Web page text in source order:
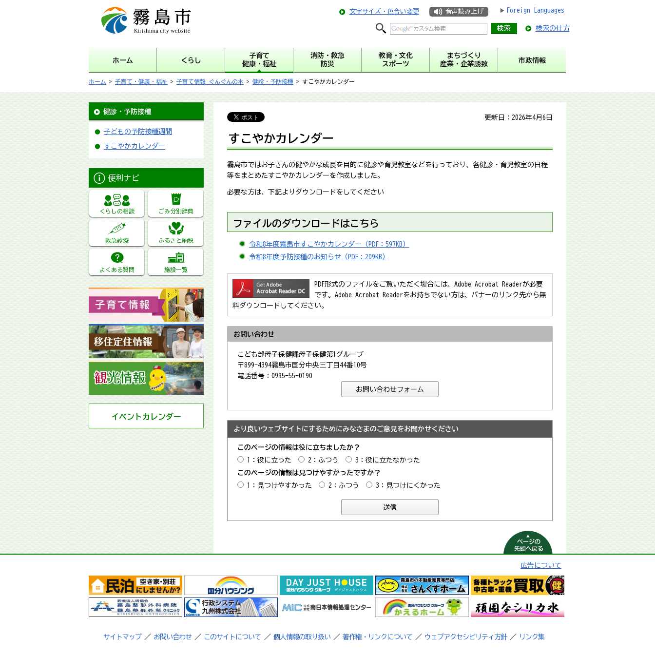
霧島市 Kirishima city
website
文字サイズ・色合い変更 音声読み上げ Foreign Languages
検索の仕方
ホーム くらし
子育て
健康・福祉
消防・救急
防災
教育・文化
スポーツ
まちづくり
産業・企業誘致
市政情報
ホーム > 子育て・健康・福祉 > 子育て情報 ぐんぐんの木 > 健診・予防接種 > すこやかカレンダー
健診・予防接種
子どもの予防接種週間
すこやかカレンダー
便利ナビ
くらしの相談 ごみ分別辞典
救急診療 ふるさと納税
よくある質問 施設一覧
イベントカレンダー
更新日：2026年4月6日
すこやかカレンダー
霧島市ではお子さんの健やかな成長を目的に健診や育児教室などを行っており、各健診・育児教室の日程
等をまとめたすこやかカレンダーを作成しました。
必要な方は、下記よりダウンロードをしてください
ファイルのダウンロードはこちら
令和8年度霧島市すこやかカレンダー（PDF：597KB）
令和8年度予防接種のお知らせ（PDF：209KB）
PDF形式のファイルをご覧いただく場合には、Adobe Acrobat Readerが必要
です。Adobe Acrobat Readerをお持ちでない方は、バナーのリンク先から無
料ダウンロードしてください。
お問い合わせ
こども部母子保健課母子保健第1グループ
〒899-4394霧島市国分中央三丁目44番10号
電話番号：0995-55-0190
より良いウェブサイトにするためにみなさまのご意見をお聞かせください
このページの情報は役に立ちましたか？
1：役に立った
2：ふつう
3：役に立たなかった
このページの情報は見つけやすかったですか？
1：見つけやすかった
2：ふつう 3：見つけにくかった
ページの先頭へ
戻る
広告について
サイトマップ ／ お問い合わせ ／ このサイトについて ／ 個人情報の取り扱い ／ 著作権・リンクについて ／ ウェブアクセシビリティ方針 ／ リンク集